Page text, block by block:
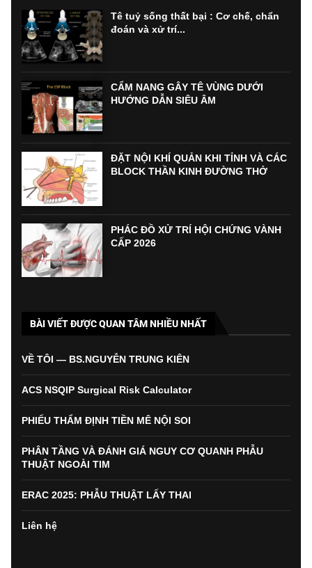
Tê tuỷ sống thất bại : Cơ chế, chẩn
đoán và xử trí...
CẨM NANG GÂY TÊ VÙNG DƯỚI
HƯỚNG DẪN SIÊU ÂM
ĐẶT NỘI KHÍ QUẢN KHI TỈNH VÀ CÁC
BLOCK THẦN KINH ĐƯỜNG THỞ
PHÁC ĐỒ XỬ TRÍ HỘI CHỨNG VÀNH
CẤP 2026
BÀI VIẾT ĐƯỢC QUAN TÂM NHIỀU NHẤT
VỀ TÔI — BS.NGUYỄN TRUNG KIÊN
ACS NSQIP Surgical Risk Calculator
PHIẾU THẨM ĐỊNH TIỀN MÊ NỘI SOI
PHÂN TẦNG VÀ ĐÁNH GIÁ NGUY CƠ QUANH PHẪU
THUẬT NGOÀI TIM
ERAC 2025: PHẪU THUẬT LẤY THAI
Liên hệ